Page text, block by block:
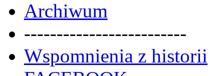
Archiwum
-------------------------
Wspomnienia z historii